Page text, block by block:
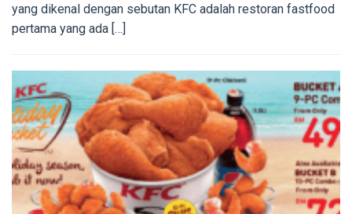
yang dikenal dengan sebutan KFC adalah restoran fastfood
pertama yang ada […]